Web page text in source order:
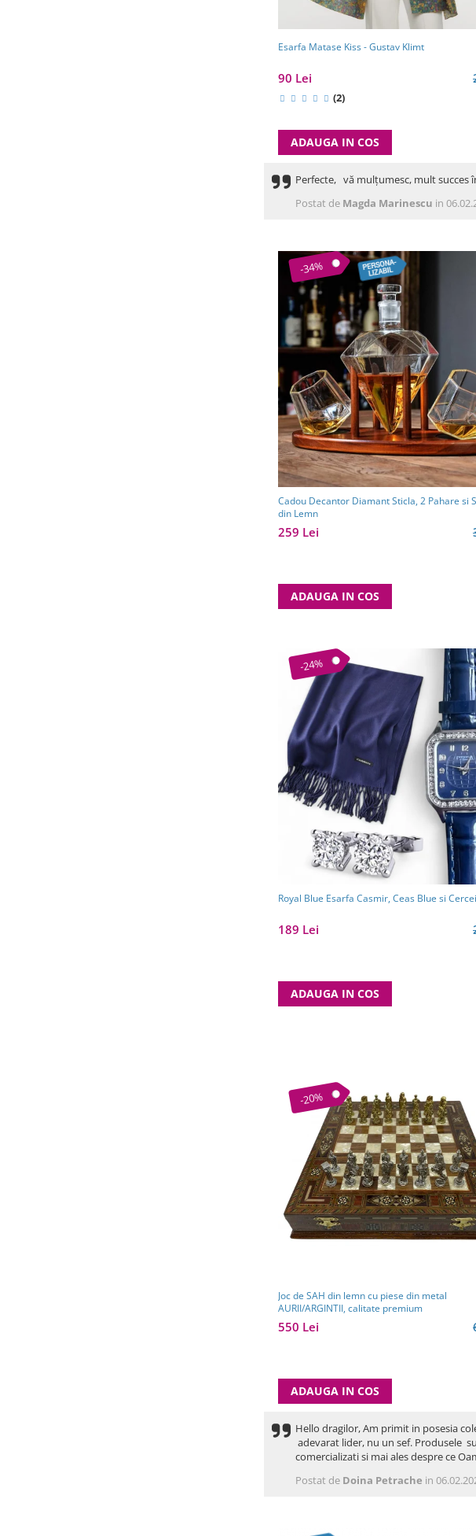
Esarfa Matase Kiss - Gustav Klimt
90 Lei
(2)
ADAUGA IN COS
Perfecte, vă mulțumesc, mult succes
Postat de Magda Marinescu in
-34%
Cadou Decantor Diamant Sticla, 2 Pahare si
din Lemn
259 Lei
ADAUGA IN COS
-24%
Royal Blue Esarfa Casmir, Ceas Blue si
189 Lei
ADAUGA IN COS
-20%
Joc de SAH din lemn cu piese din metal
AURII/ARGINTII, calitate premium
550 Lei
ADAUGA IN COS
Hello dragilor, Am primit in posesia
adevarat lider, nu un sef. Produsele
comercializati si mai ales despre ce
Postat de Doina Petrache in